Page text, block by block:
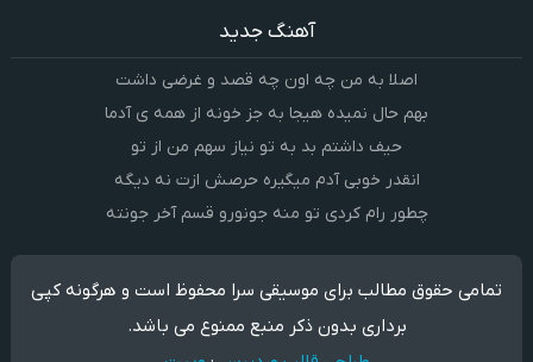
آهنگ جدید
اصلا به من چه اون چه قصد و غرضی داشت
بهم حال نمیده هیجا به جز خونه از همه ی آدما
حیف داشتم بد به تو نیاز سهم من از تو
انقدر خوبی آدم میگیره حرصش ازت نه دیگه
چطور رام کردی تو منه جونورو قسم آخر جونته
تمامی حقوق مطالب برای موسیقی سرا محفوظ است و هرگونه کپی
برداری بدون ذکر منبع ممنوع می باشد.